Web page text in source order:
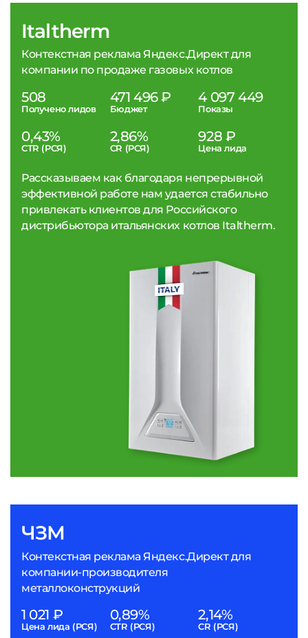
ЧЗМ
Контекстная реклама Яндекс.Директ для
компании-производителя
металлоконструкций
1 021 ₽
Цена лида (РСЯ)
0,89%
CTR (РСЯ)
2,14%
CR (РСЯ)
Italtherm
Контекстная реклама Яндекс.Директ для
компании по продаже газовых котлов
508
Получено лидов
471 496 ₽
Бюджет
4 097 449
Показы
0,43%
CTR (РСЯ)
2,86%
CR (РСЯ)
928 ₽
Цена лида
Рассказываем как благодаря непрерывной
эффективной работе нам удается стабильно
привлекать клиентов для Российского
дистрибьютора итальянских котлов Italtherm.